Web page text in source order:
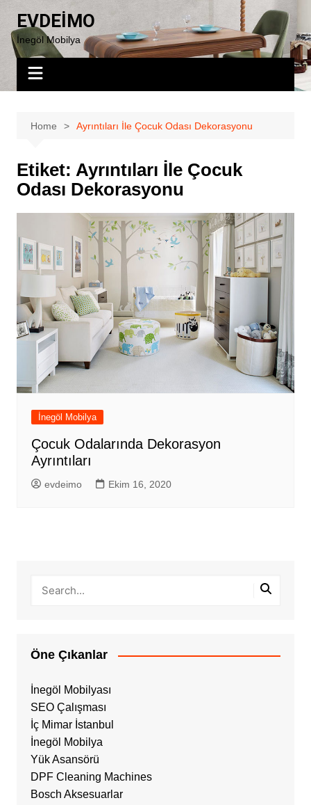
content
EVDEİMO
İnegöl Mobilya
Home Ayrıntıları İle Çocuk Odası Dekorasyonu
Etiket: Ayrıntıları İle Çocuk
Odası Dekorasyonu
İnegöl Mobilya
Çocuk Odalarında Dekorasyon
Ayrıntıları
evdeimo Ekim 16, 2020
Öne Çıkanlar
İnegöl Mobilyası
SEO Çalışması
İç Mimar İstanbul
İnegöl Mobilya
Yük Asansörü
DPF Cleaning Machines
Bosch Aksesuarlar